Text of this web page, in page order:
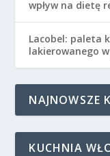
wpływ na dietę
Lacobel: paleta
lakierowanego
NAJNOWSZE
KUCHNIA